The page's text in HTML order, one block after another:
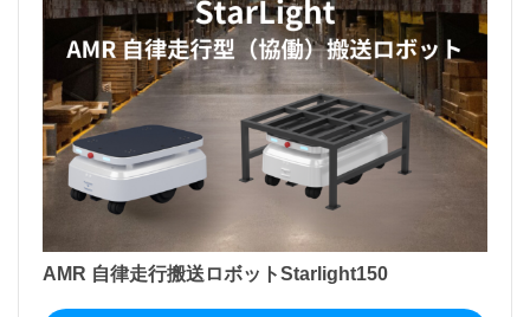
AMR 自律走行搬送ロボットStarlight150